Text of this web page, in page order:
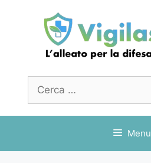
contenuto
per:
Menu